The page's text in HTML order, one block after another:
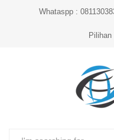
Whataspp :